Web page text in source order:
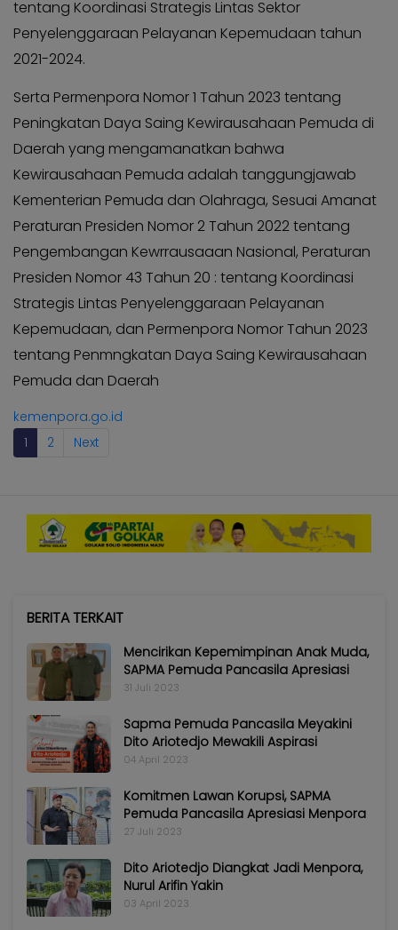
tentang Koordinasi Strategis Lintas Sektor
Penyelenggaraan Pelayanan Kepemudaan tahun
2021-2024.
Serta Permenpora Nomor 1 Tahun 2023 tentang
Peningkatan Daya Saing Kewirausahaan Pemuda di
Daerah yang mengamanatkan bahwa
Kewirausahaan Pemuda adalah tanggungjawab
Kementerian Pemuda dan Olahraga, Sesuai Amanat
Peraturan Presiden Nomor 2 Tahun 2022 tentang
Pengembangan Kewrrausaaan Nasional, Peraturan
Presiden Nomor 43 Tahun 20 : tentang Koordinasi
Strategis Lintas Penyelenggaraan Pelayanan
Kepemudaan, dan Permenpora Nomor Tahun 2023
tentang Penmngkatan Daya Saing Kewirausahaan
Pemuda dan Daerah
kemenpora.go.id
1
2 Next
BERITA TERKAIT
Mencirikan Kepemimpinan Anak Muda,
SAPMA Pemuda Pancasila Apresiasi
31 Juli 2023
Sapma Pemuda Pancasila Meyakini
Dito Ariotedjo Mewakili Aspirasi
04 April 2023
Komitmen Lawan Korupsi, SAPMA
Pemuda Pancasila Apresiasi Menpora
27 Juli 2023
Dito Ariotedjo Diangkat Jadi Menpora,
Nurul Arifin Yakin
03 April 2023